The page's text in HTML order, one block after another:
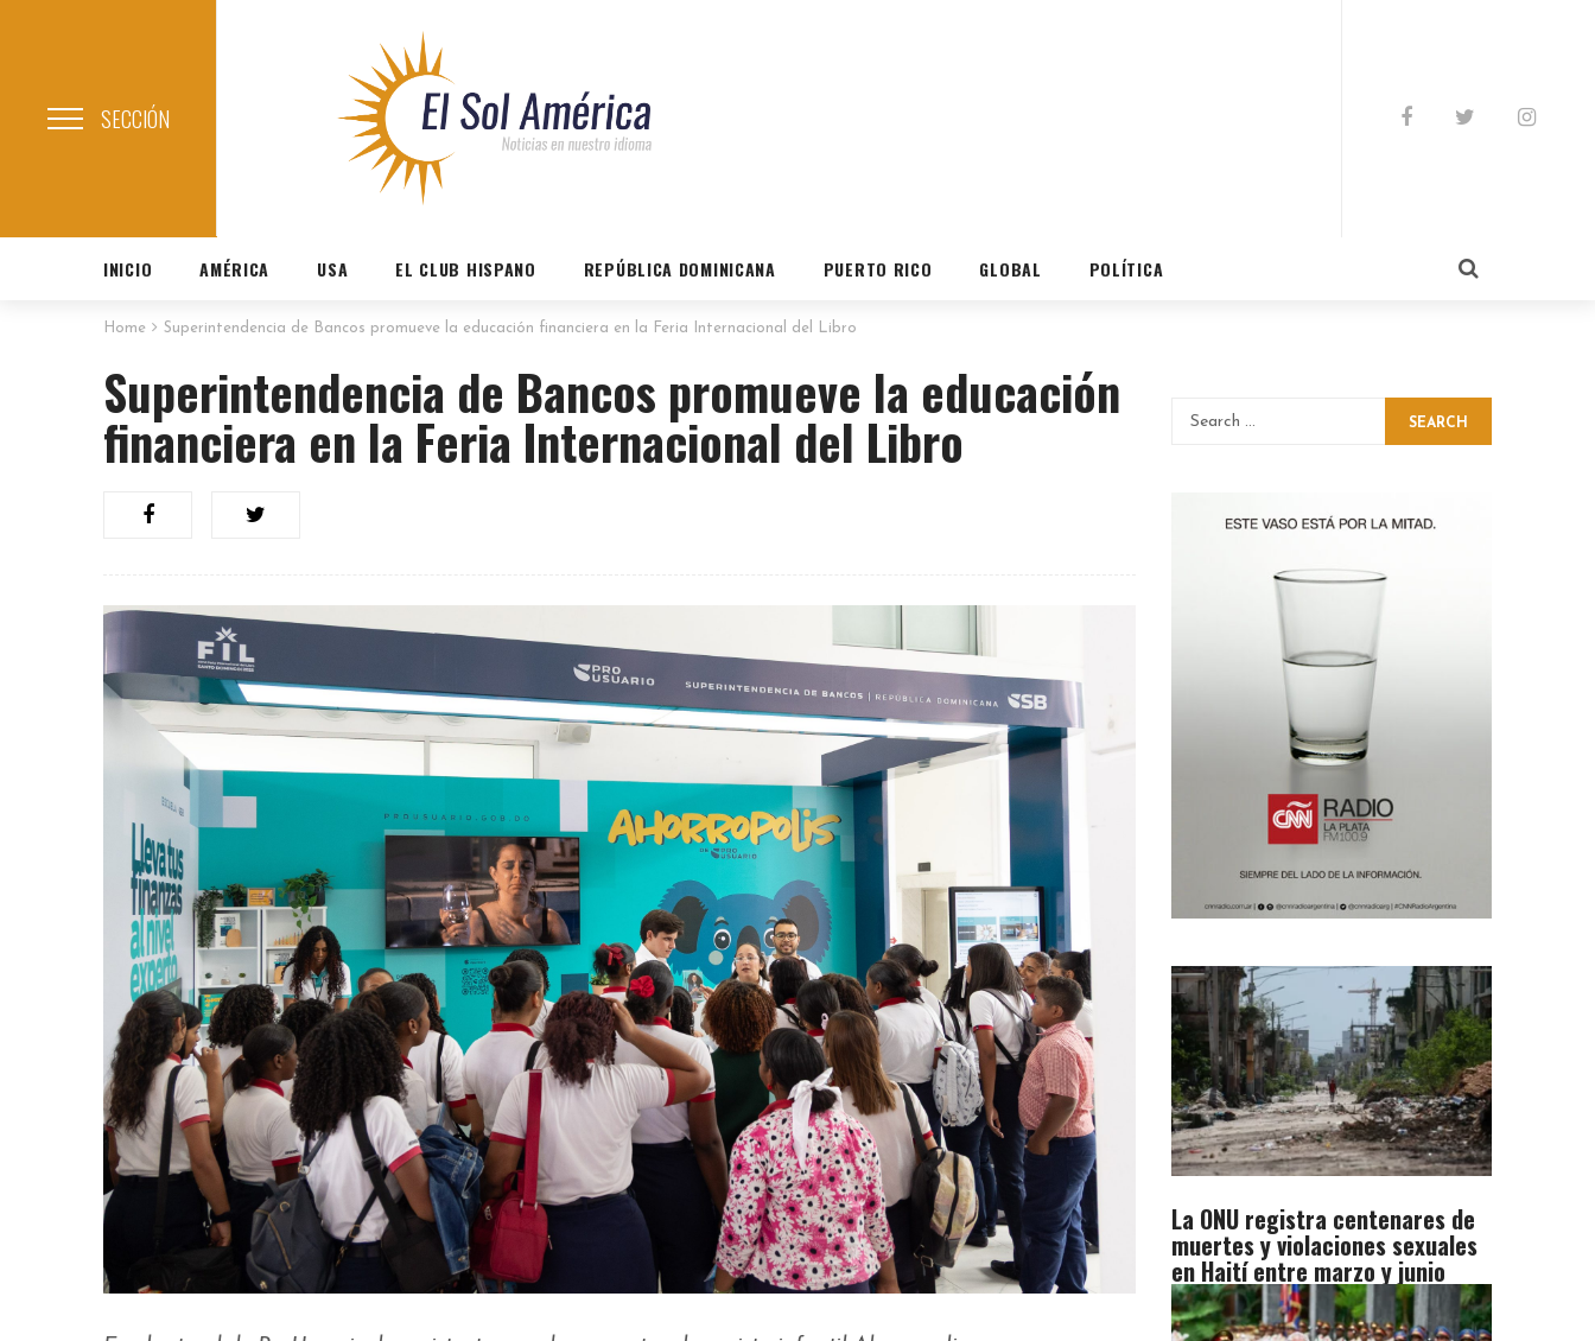
SECCIÓN
INICIO AMÉRICA USA EL CLUB HISPANO REPÚBLICA DOMINICANA PUERTO RICO GLOBAL POLÍTICA
Home Superintendencia de Bancos promueve la educación financiera en la Feria Internacional del Libro
Superintendencia de Bancos promueve la educación
financiera en la Feria Internacional del Libro SEARCH
La ONU registra centenares de
muertes y violaciones sexuales
en Haití entre marzo y junio